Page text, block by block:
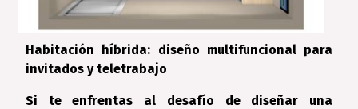
Habitación híbrida: diseño multifuncional para
invitados y teletrabajo
Si te enfrentas al desafío de diseñar una